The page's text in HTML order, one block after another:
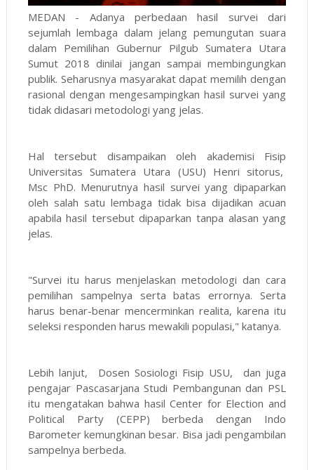
MEDAN - Adanya perbedaan hasil survei dari
sejumlah lembaga dalam jelang pemungutan suara
dalam Pemilihan Gubernur Pilgub Sumatera Utara
Sumut 2018 dinilai jangan sampai membingungkan
publik. Seharusnya masyarakat dapat memilih dengan
rasional dengan mengesampingkan hasil survei yang
tidak didasari metodologi yang jelas.
Hal tersebut disampaikan oleh akademisi Fisip
Universitas Sumatera Utara (USU) Henri sitorus,
Msc PhD. Menurutnya hasil survei yang dipaparkan
oleh salah satu lembaga tidak bisa dijadikan acuan
apabila hasil tersebut dipaparkan tanpa alasan yang
jelas.
"Survei itu harus menjelaskan metodologi dan cara
pemilihan sampelnya serta batas errornya. Serta
harus benar-benar mencerminkan realita, karena itu
seleksi responden harus mewakili populasi," katanya.
Lebih lanjut, Dosen Sosiologi Fisip USU, dan juga
pengajar Pascasarjana Studi Pembangunan dan PSL
itu mengatakan bahwa hasil Center for Election and
Political Party (CEPP) berbeda dengan Indo
Barometer kemungkinan besar. Bisa jadi pengambilan
sampelnya berbeda.